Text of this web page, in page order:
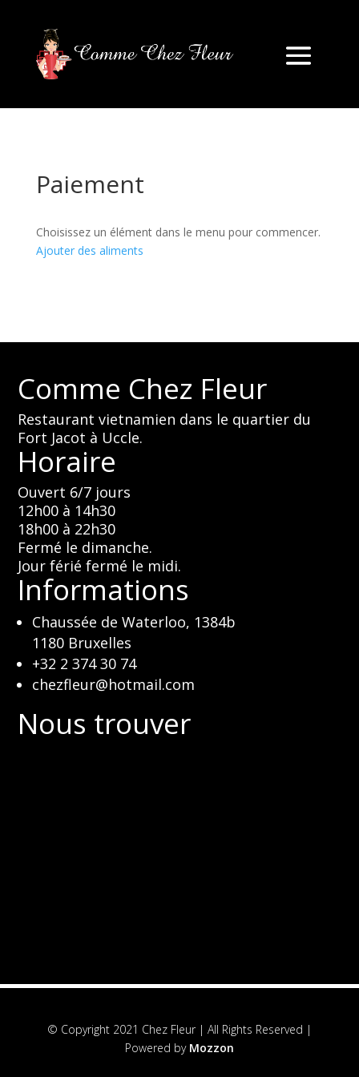
Paiement
Choisissez un élément dans le menu pour commencer.
Ajouter des aliments
Comme Chez Fleur
Restaurant vietnamien dans le quartier du
Fort Jacot à Uccle.
Horaire
Ouvert 6/7 jours
12h00 à 14h30
18h00 à 22h30
Fermé le dimanche.
Jour férié fermé le midi.
Informations
Chaussée de Waterloo, 1384b
1180 Bruxelles
+32 2 374 30 74
chezfleur@hotmail.com
Nous trouver
© Copyright 2021 Chez Fleur | All Rights Reserved |
Powered by Mozzon